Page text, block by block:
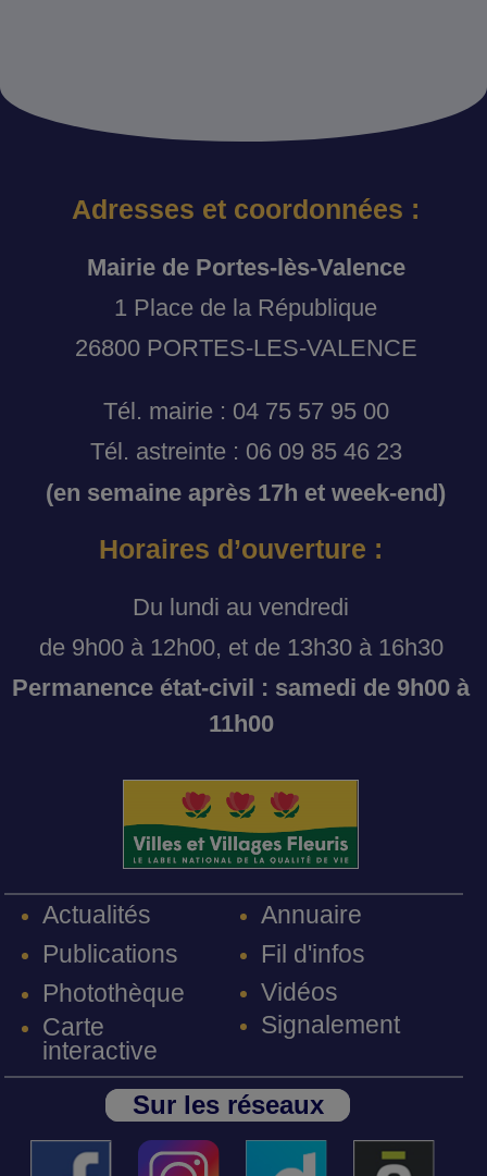
Adresses et coordonnées :
Mairie de Portes-lès-Valence
1 Place de la République
26800 PORTES-LES-VALENCE
Tél. mairie : 04 75 57 95 00
Tél. astreinte : 06 09 85 46 23
(en semaine après 17h et week-end)
Horaires d’ouverture :
Du lundi au vendredi
de 9h00 à 12h00, et de 13h30 à 16h30
Permanence état-civil : samedi de 9h00 à
11h00
Actualités
Publications
Photothèque
Carte
interactive
Annuaire
Fil d'infos
Vidéos
Signalement
Sur les réseaux